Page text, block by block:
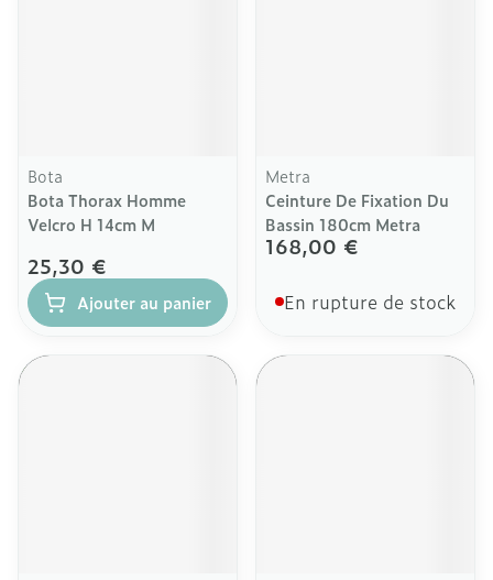
Bota
Bota Thorax Homme
Velcro H 14cm M
25,30 €
Ajouter au panier
Metra
Ceinture De Fixation Du
Bassin 180cm Metra
168,00 €
En rupture de stock